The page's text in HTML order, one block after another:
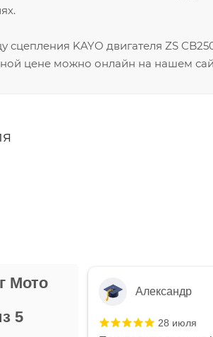
сцепления KAYO двигателя ZS
цене можно онлайн на нашем
Мото
5
Александр
28 июля